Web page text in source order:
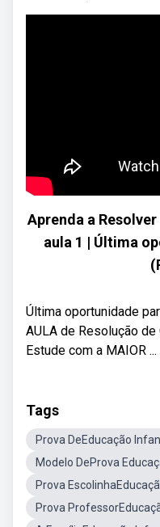
Aprenda a
aula 1 | Última
Última oportunidade
AULA de Resolução
Estude com a MAIOR ...
Tags
Prova DeEducação
Modelo DeProva
Prova
Prova